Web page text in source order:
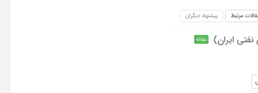
مرتبط پیشنهاد دیگران
ایران) مقاله